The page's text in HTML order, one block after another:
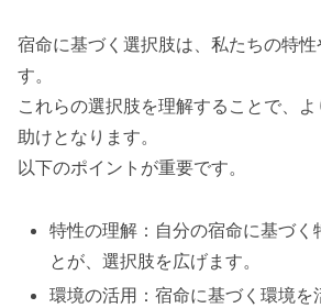
宿命に基づく選択肢は、私たちの特性
す。
これらの選択肢を理解することで、
助けとなります。
以下のポイントが重要です。
特性の理解：自分の宿命に基づく
とが、選択肢を広げます。
環境の活用：宿命に基づく環境を